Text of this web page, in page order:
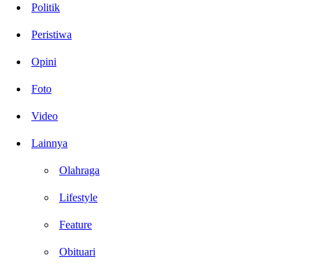
Politik
Peristiwa
Opini
Foto
Video
Lainnya
Olahraga
Lifestyle
Feature
Obituari